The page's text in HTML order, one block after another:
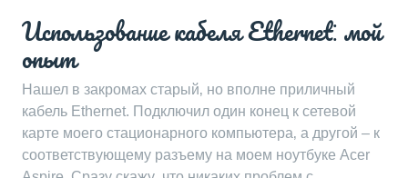
Использование кабеля Ethernet⁚ мой
опыт
Нашел в закромах старый‚ но вполне приличный
кабель Ethernet. Подключил один конец к сетевой
карте моего стационарного компьютера‚ а другой – к
соответствующему разъему на моем ноутбуке Acer